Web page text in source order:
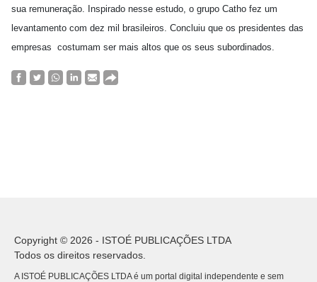
sua remuneração. Inspirado nesse estudo, o grupo Catho fez um
levantamento com dez mil brasileiros. Concluiu que os presidentes das
empresas costumam ser mais altos que os seus subordinados.
Copyright © 2026 - ISTOÉ PUBLICAÇÕES LTDA
Todos os direitos reservados.
A ISTOÉ PUBLICAÇÕES LTDA é um portal digital independente e sem